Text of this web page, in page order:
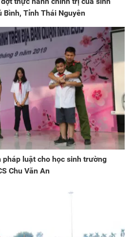
Bình, Tỉnh Thái Nguyên
pháp luật cho học sinh trường
Chu Văn An